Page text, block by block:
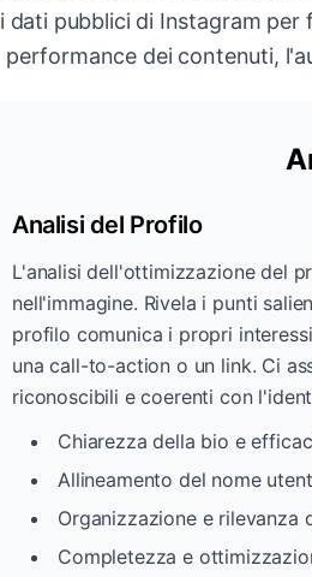
i dati pubblici di Instagram
performance dei contenuti,
Analisi del Profilo
L'analisi dell'ottimizzazione del
nell'immagine. Rivela i punti
profilo comunica i propri
una call-to-action o un link. Ci
riconoscibili e coerenti con
Chiarezza della bio e
Allineamento del nome
Organizzazione e rilevanza
Completezza e